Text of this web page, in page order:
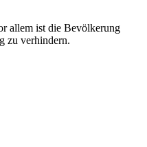
allem ist die Bevölkerung
zu verhindern.